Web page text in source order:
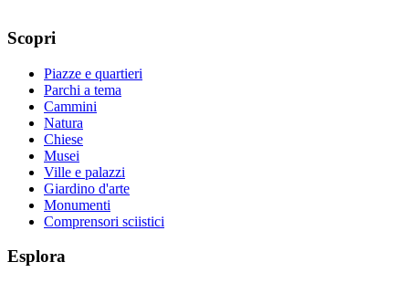
Scopri
Piazze e quartieri
Parchi a tema
Cammini
Natura
Chiese
Musei
Ville e palazzi
Giardino d'arte
Monumenti
Comprensori sciistici
Esplora